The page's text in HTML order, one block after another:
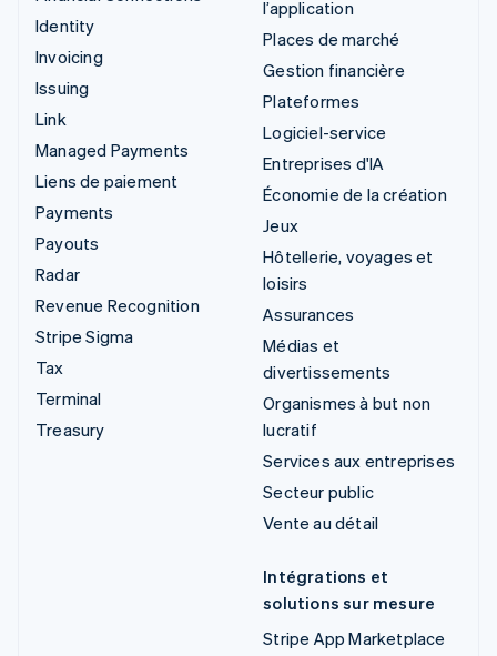
Identity
Invoicing
Issuing
Link
Managed Payments
Liens de paiement
Payments
Payouts
Radar
Revenue Recognition
Stripe Sigma
Tax
Terminal
Treasury
l’application
Places de marché
Gestion financière
Plateformes
Logiciel-service
Entreprises d'IA
Économie de la création
Jeux
Hôtellerie, voyages et
loisirs
Assurances
Médias et
divertissements
Organismes à but non
lucratif
Services aux entreprises
Secteur public
Vente au détail
Intégrations et
solutions sur mesure
Stripe App Marketplace